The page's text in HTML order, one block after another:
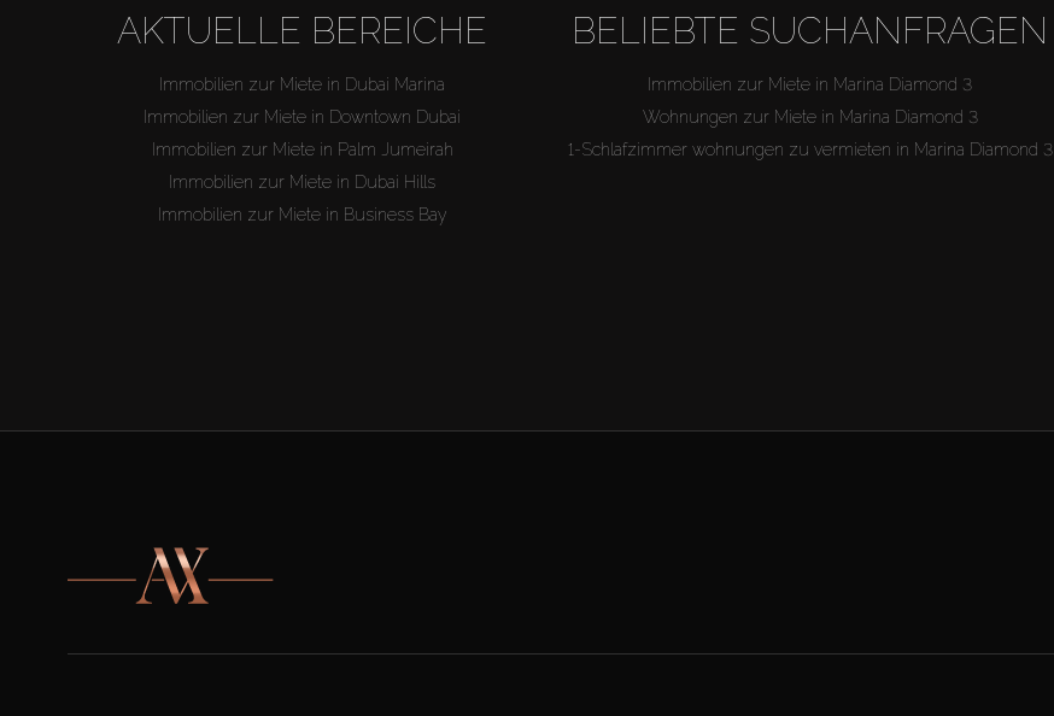
AKTUELLE BEREICHE
Immobilien zur Miete in Dubai Marina
Immobilien zur Miete in Downtown Dubai
Immobilien zur Miete in Palm Jumeirah
Immobilien zur Miete in Dubai Hills
Immobilien zur Miete in Business Bay
BELIEBTE SUCHANFRAGEN
Immobilien zur Miete in Marina Diamond 3
Wohnungen zur Miete in Marina Diamond 3
1-Schlafzimmer wohnungen zu vermieten in Marina Diamond 3